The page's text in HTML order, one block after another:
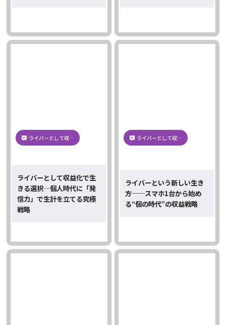
ライバーとして収…
ライバーとして収益化で生
きる選択―個人時代に「発
信力」で生計を立てる究極
戦略
ライバーとして収…
ライバーという新しい生き
方──スマホ1台から始め
る“個の時代”の収益戦略